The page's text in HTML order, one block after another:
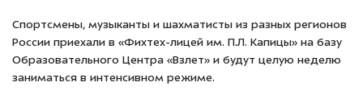
Спортсмены, музыканты и шахматисты из разных регионов
России приехали в «Фихтех-лицей им. П.Л. Капицы» на базу
Образовательного Центра «Взлет» и будут целую неделю
заниматься в интенсивном режиме.